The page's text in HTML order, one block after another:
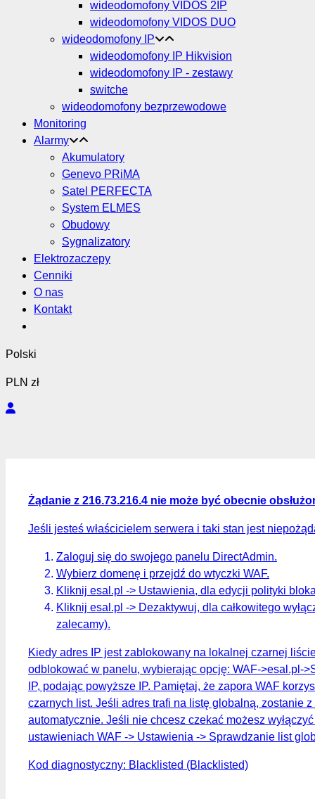
wideodomofony VIDOS 2IP
wideodomofony VIDOS DUO
wideodomofony IP
wideodomofony IP Hikvision
wideodomofony IP - zestawy
switche
wideodomofony bezprzewodowe
Monitoring
Alarmy
Akumulatory
Genevo PRiMA
Satel PERFECTA
System ELMES
Obudowy
Sygnalizatory
Elektrozaczepy
Cenniki
O nas
Kontakt
Polski
PLN zł
Żądanie z 216.73.216.4 nie może być obecnie
Jeśli jesteś właścicielem serwera i taki stan jest
Zaloguj się do swojego panelu DirectAdmin.
Wybierz domenę i przejdź do wtyczki WAF.
Kliknij esal.pl -> Ustawienia, dla edycji polityki
Kliknij esal.pl -> Dezaktywuj, dla całkowitego
zalecamy).
Kiedy adres IP jest zablokowany na lokalnej czarnej
odblokować w panelu, wybierając opcję: WAF->esal.pl-
IP, podając powyższe IP. Pamiętaj, że zapora WAF
czarnych list. Jeśli adres trafi na listę globalną, zostanie
automatycznie. Jeśli nie chcesz czekać możesz
ustawieniach WAF -> Ustawienia -> Sprawdzanie list
Kod diagnostyczny: Blacklisted (Blacklisted)